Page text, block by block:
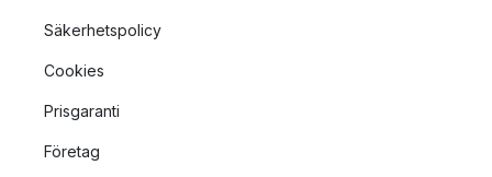
Säkerhetspolicy
Cookies
Prisgaranti
Företag